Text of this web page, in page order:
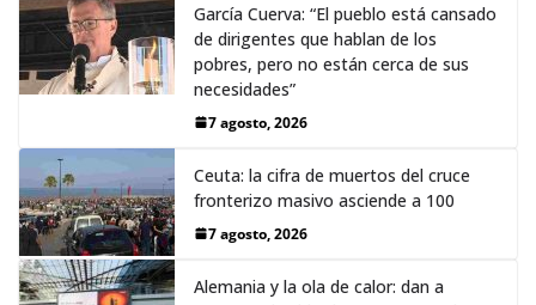
García Cuerva: “El pueblo está cansado
de dirigentes que hablan de los
pobres, pero no están cerca de sus
necesidades”
7 agosto, 2026
Ceuta: la cifra de muertos del cruce
fronterizo masivo asciende a 100
7 agosto, 2026
Alemania y la ola de calor: dan a